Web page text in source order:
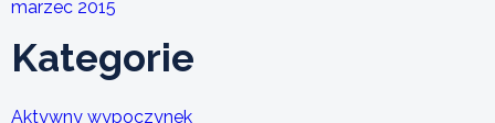
marzec 2015
Kategorie
Aktywny wypoczynek